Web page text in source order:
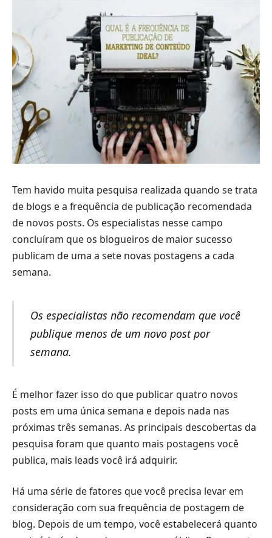
Tem havido muita pesquisa realizada quando se trata
de blogs e a frequência de publicação recomendada
de novos posts. Os especialistas nesse campo
concluíram que os blogueiros de maior sucesso
publicam de uma a sete novas postagens a cada
semana.
Os especialistas não recomendam que você
publique menos de um novo post por
semana.
É melhor fazer isso do que publicar quatro novos
posts em uma única semana e depois nada nas
próximas três semanas. As principais descobertas da
pesquisa foram que quanto mais postagens você
publica, mais leads você irá adquirir.
Há uma série de fatores que você precisa levar em
consideração com sua frequência de postagem de
blog. Depois de um tempo, você estabelecerá quanto